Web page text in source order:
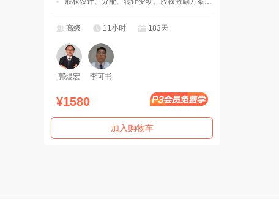
高级 11小时 183天
郭煜宏 李可书
¥1580
加入购物车